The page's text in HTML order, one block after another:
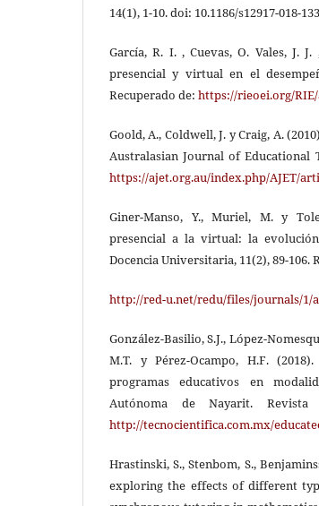
14(1), 1-10. doi: 10.1186/s12917-018-
García, R. I. , Cuevas, O. Vales, J.
presencial y virtual en el
Recuperado de: https://rieoei.org/
Goold, A., Coldwell, J. y Craig, A.
Australasian Journal of Educational
https://ajet.org.au/index.php/AJET/
Giner-Manso, Y., Muriel, M. y
presencial a la virtual: la
Docencia Universitaria, 11(2), 89-106.
http://red-u.net/redu/files/journals/1/
González-Basilio, S.J., López-
M.T. y Pérez-Ocampo, H.F.
programas educativos en
Autónoma de Nayarit. Revista
http://tecnocientifica.com.mx/
Hrastinski, S., Stenbom, S.,
exploring the effects of different